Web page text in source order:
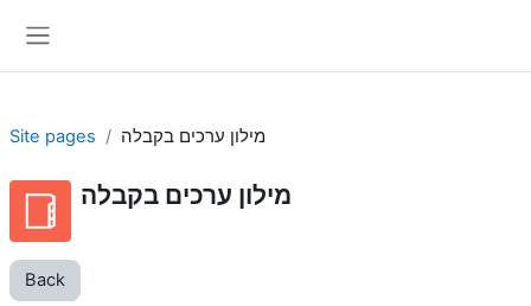
Site pages מילון ערכים בקבלה
מילון ערכים בקבלה
Back